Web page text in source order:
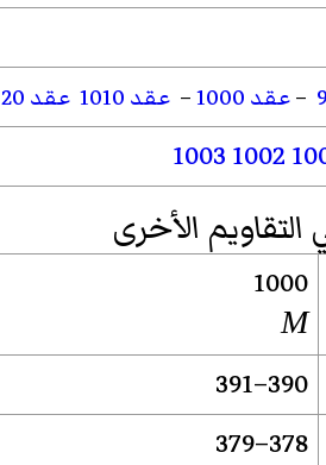
–عقد 1000 – عقد 1010
عقد 1020
1002
1003
1000
M
390–391
378–379